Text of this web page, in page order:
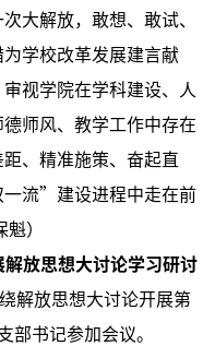
大解放，敢想、敢试、
学校改革发展建言献
视学院在学科建设、人
师风、教学工作中存在
、精准施策、奋起直
流”建设进程中走在前
）
解放思想大讨论学习研讨
放思想大讨论开展第
部书记参加会议。